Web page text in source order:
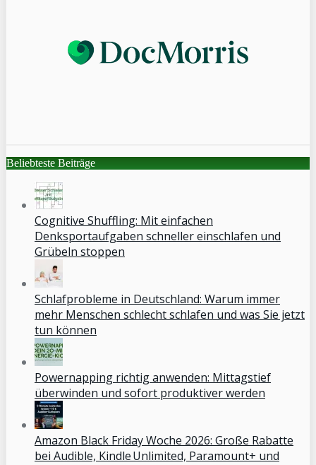
Beliebteste Beiträge
Cognitive Shuffling: Mit einfachen
Denksportaufgaben schneller einschlafen und
Grübeln stoppen
Schlafprobleme in Deutschland: Warum immer
mehr Menschen schlecht schlafen und was Sie jetzt
tun können
Powernapping richtig anwenden: Mittagstief
überwinden und sofort produktiver werden
Amazon Black Friday Woche 2026: Große Rabatte
bei Audible, Kindle Unlimited, Paramount+ und